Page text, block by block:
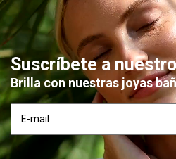
Suscríbete a
Brilla con nuestras joyas